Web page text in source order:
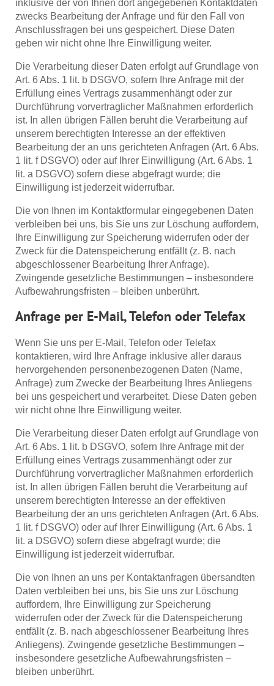
inklusive der von Ihnen dort angegebenen Kontaktdaten
zwecks Bearbeitung der Anfrage und für den Fall von
Anschlussfragen bei uns gespeichert. Diese Daten
geben wir nicht ohne Ihre Einwilligung weiter.
Die Verarbeitung dieser Daten erfolgt auf Grundlage von
Art. 6 Abs. 1 lit. b DSGVO, sofern Ihre Anfrage mit der
Erfüllung eines Vertrags zusammenhängt oder zur
Durchführung vorvertraglicher Maßnahmen erforderlich
ist. In allen übrigen Fällen beruht die Verarbeitung auf
unserem berechtigten Interesse an der effektiven
Bearbeitung der an uns gerichteten Anfragen (Art. 6 Abs.
1 lit. f DSGVO) oder auf Ihrer Einwilligung (Art. 6 Abs. 1
lit. a DSGVO) sofern diese abgefragt wurde; die
Einwilligung ist jederzeit widerrufbar.
Die von Ihnen im Kontaktformular eingegebenen Daten
verbleiben bei uns, bis Sie uns zur Löschung auffordern,
Ihre Einwilligung zur Speicherung widerrufen oder der
Zweck für die Datenspeicherung entfällt (z. B. nach
abgeschlossener Bearbeitung Ihrer Anfrage).
Zwingende gesetzliche Bestimmungen – insbesondere
Aufbewahrungsfristen – bleiben unberührt.
Anfrage per E-Mail, Telefon oder Telefax
Wenn Sie uns per E-Mail, Telefon oder Telefax
kontaktieren, wird Ihre Anfrage inklusive aller daraus
hervorgehenden personenbezogenen Daten (Name,
Anfrage) zum Zwecke der Bearbeitung Ihres Anliegens
bei uns gespeichert und verarbeitet. Diese Daten geben
wir nicht ohne Ihre Einwilligung weiter.
Die Verarbeitung dieser Daten erfolgt auf Grundlage von
Art. 6 Abs. 1 lit. b DSGVO, sofern Ihre Anfrage mit der
Erfüllung eines Vertrags zusammenhängt oder zur
Durchführung vorvertraglicher Maßnahmen erforderlich
ist. In allen übrigen Fällen beruht die Verarbeitung auf
unserem berechtigten Interesse an der effektiven
Bearbeitung der an uns gerichteten Anfragen (Art. 6 Abs.
1 lit. f DSGVO) oder auf Ihrer Einwilligung (Art. 6 Abs. 1
lit. a DSGVO) sofern diese abgefragt wurde; die
Einwilligung ist jederzeit widerrufbar.
Die von Ihnen an uns per Kontaktanfragen übersandten
Daten verbleiben bei uns, bis Sie uns zur Löschung
auffordern, Ihre Einwilligung zur Speicherung
widerrufen oder der Zweck für die Datenspeicherung
entfällt (z. B. nach abgeschlossener Bearbeitung Ihres
Anliegens). Zwingende gesetzliche Bestimmungen –
insbesondere gesetzliche Aufbewahrungsfristen –
bleiben unberührt.